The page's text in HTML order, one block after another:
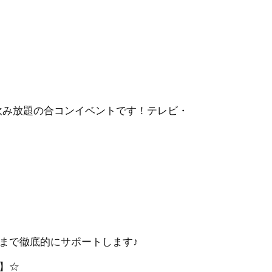
放題の合コンイベントです！テレビ・
で徹底的にサポートします♪
】☆